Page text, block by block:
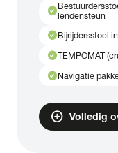
check_circlelendensteun
check_circleBijrijdersstoel
check_circleTEMPOMAT
check_circleNavigatie
add_circle Volledig